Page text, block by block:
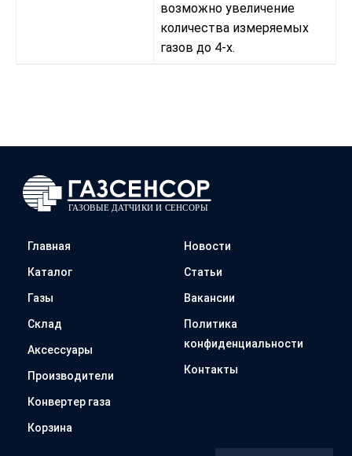
возможно увеличение
количества измеряемых
газов до 4-х.
Главная
Каталог
Газы
Склад
Аксессуары
Производители
Конвертер газа
Корзина
Новости
Статьи
Вакансии
Политика
конфиденциальности
Контакты